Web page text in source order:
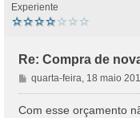
Experiente
Re: Compra de
M
e
n
quarta-feira, 18 maio
Com esse orçamento